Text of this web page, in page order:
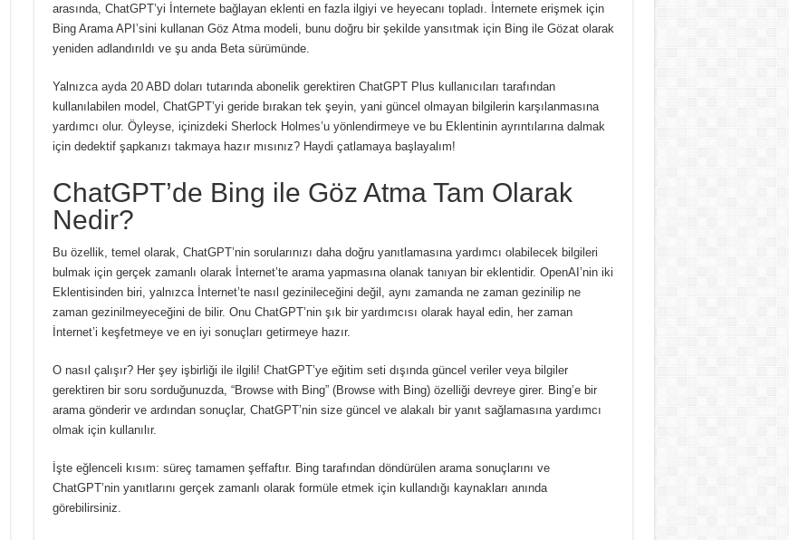
arasında, ChatGPT’yi İnternete bağlayan eklenti en fazla ilgiyi ve heyecanı topladı. İnternete erişmek için
Bing Arama API’sini kullanan Göz Atma modeli, bunu doğru bir şekilde yansıtmak için Bing ile Gözat olarak
yeniden adlandırıldı ve şu anda Beta sürümünde.
Yalnızca ayda 20 ABD doları tutarında abonelik gerektiren ChatGPT Plus kullanıcıları tarafından
kullanılabilen model, ChatGPT’yi geride bırakan tek şeyin, yani güncel olmayan bilgilerin karşılanmasına
yardımcı olur. Öyleyse, içinizdeki Sherlock Holmes’u yönlendirmeye ve bu Eklentinin ayrıntılarına dalmak
için dedektif şapkanızı takmaya hazır mısınız? Haydi çatlamaya başlayalım!
ChatGPT’de Bing ile Göz Atma Tam Olarak
Nedir?
Bu özellik, temel olarak, ChatGPT’nin sorularınızı daha doğru yanıtlamasına yardımcı olabilecek bilgileri
bulmak için gerçek zamanlı olarak İnternet’te arama yapmasına olanak tanıyan bir eklentidir. OpenAI’nin iki
Eklentisinden biri, yalnızca İnternet’te nasıl gezinileceğini değil, aynı zamanda ne zaman gezinilip ne
zaman gezinilmeyeceğini de bilir. Onu ChatGPT’nin şık bir yardımcısı olarak hayal edin, her zaman
İnternet’i keşfetmeye ve en iyi sonuçları getirmeye hazır.
O nasıl çalışır? Her şey işbirliği ile ilgili! ChatGPT’ye eğitim seti dışında güncel veriler veya bilgiler
gerektiren bir soru sorduğunuzda, “Browse with Bing” (Browse with Bing) özelliği devreye girer. Bing’e bir
arama gönderir ve ardından sonuçlar, ChatGPT’nin size güncel ve alakalı bir yanıt sağlamasına yardımcı
olmak için kullanılır.
İşte eğlenceli kısım: süreç tamamen şeffaftır. Bing tarafından döndürülen arama sonuçlarını ve
ChatGPT’nin yanıtlarını gerçek zamanlı olarak formüle etmek için kullandığı kaynakları anında
görebilirsiniz.